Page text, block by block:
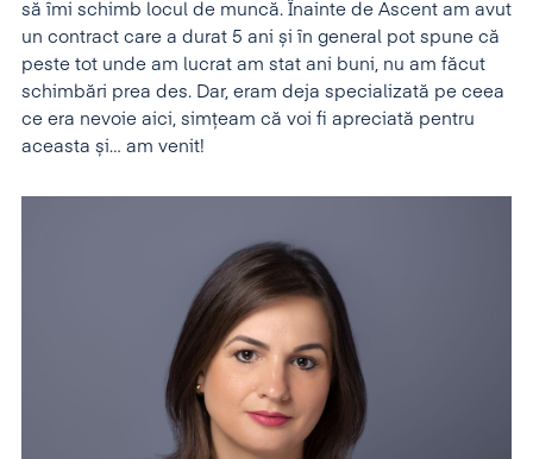
să îmi schimb locul de muncă. Înainte de Ascent am avut
un contract care a durat 5 ani și în general pot spune că
peste tot unde am lucrat am stat ani buni, nu am făcut
schimbări prea des. Dar, eram deja specializată pe ceea
ce era nevoie aici, simțeam că voi fi apreciată pentru
aceasta și… am venit!